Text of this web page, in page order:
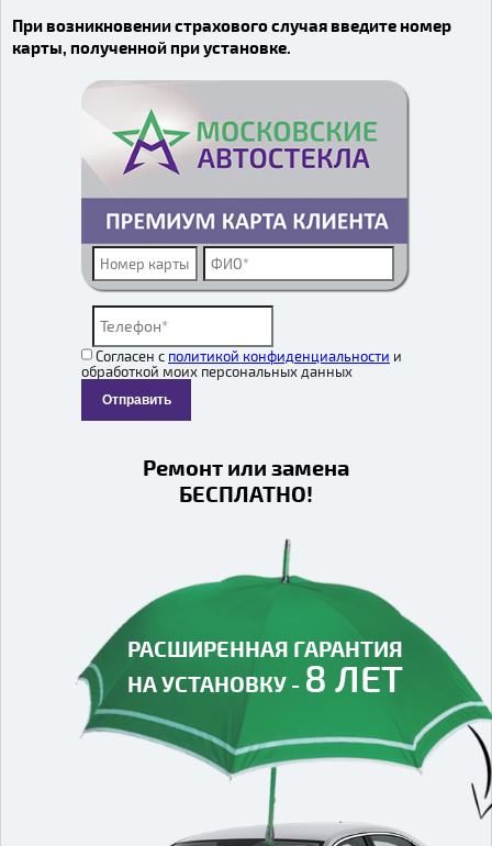
При возникновении страхового случая введите номер
карты, полученной при установке.
Согласен с политикой конфиденциальности и
обработкой моих персональных данных
Отправить
Ремонт или замена
БЕСПЛАТНО!
РАСШИРЕННАЯ ГАРАНТИЯ
НА УСТАНОВКУ - 8 ЛЕТ